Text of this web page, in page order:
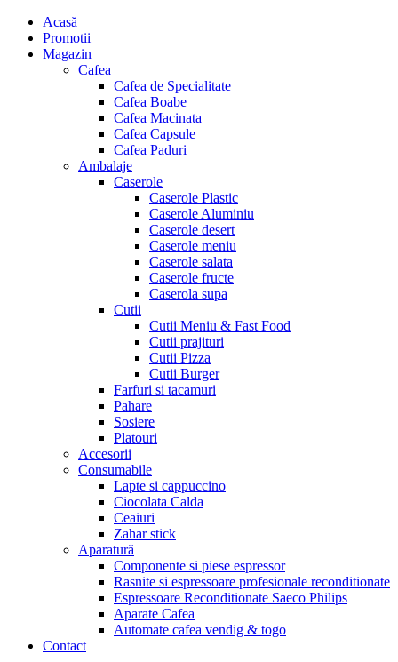
Menu
Acasă
Promotii
Magazin
Cafea
Cafea de Specialitate
Cafea Boabe
Cafea Macinata
Cafea Capsule
Cafea Paduri
Ambalaje
Caserole
Caserole Plastic
Caserole Aluminiu
Caserole desert
Caserole meniu
Caserole salata
Caserole fructe
Caserola supa
Cutii
Cutii Meniu & Fast Food
Cutii prajituri
Cutii Pizza
Cutii Burger
Farfuri si tacamuri
Pahare
Sosiere
Platouri
Accesorii
Consumabile
Lapte si cappuccino
Ciocolata Calda
Ceaiuri
Zahar stick
Aparatură
Componente si piese espressor
Rasnite si espressoare profesionale reconditionate
Espressoare Reconditionate Saeco Philips
Aparate Cafea
Automate cafea vendig & togo
Contact